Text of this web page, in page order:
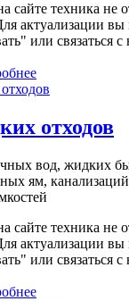
сайте техника не
актуализации вы
или связаться
отходов
вод, жидких
ям,
сайте техника не
актуализации вы
или связаться